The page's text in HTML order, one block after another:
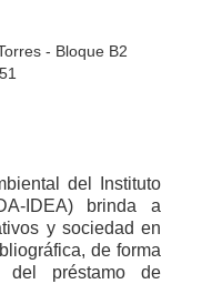
- Bloque B2
del Instituto
IDEA) brinda a
y sociedad en
de forma
del préstamo de